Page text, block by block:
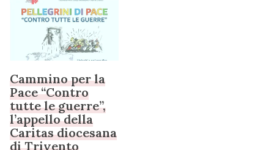
Cammino per la
Pace “Contro
tutte le guerre”,
l’appello della
Caritas diocesana
di Trivento